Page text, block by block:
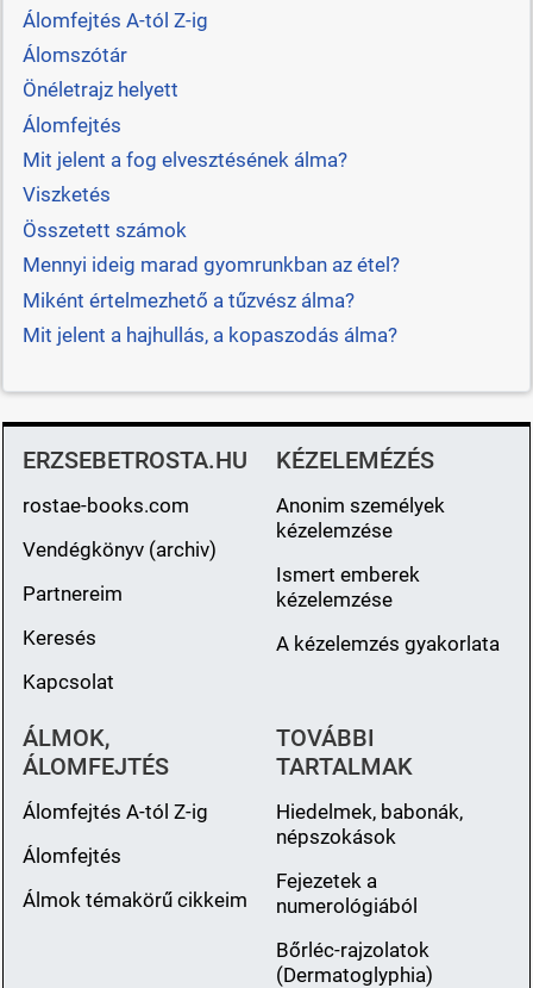
Álomfejtés A-tól Z-ig
Álomszótár
Önéletrajz helyett
Álomfejtés
Mit jelent a fog elvesztésének álma?
Viszketés
Összetett számok
Mennyi ideig marad gyomrunkban az étel?
Miként értelmezhető a tűzvész álma?
Mit jelent a hajhullás, a kopaszodás álma?
ERZSEBETROSTA.HU
rostae-books.com
Vendégkönyv (archiv)
Partnereim
Keresés
Kapcsolat
KÉZELEMÉZÉS
Anonim személyek
kézelemzése
Ismert emberek
kézelemzése
A kézelemzés gyakorlata
ÁLMOK,
ÁLOMFEJTÉS
Álomfejtés A-tól Z-ig
Álomfejtés
Álmok témakörű cikkeim
TOVÁBBI
TARTALMAK
Hiedelmek, babonák,
népszokások
Fejezetek a
numerológiából
Bőrléc-rajzolatok
(Dermatoglyphia)